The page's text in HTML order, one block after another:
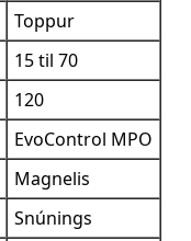
Toppur
15 til 70
120
EvoControl MPO
Magnelis
Snúnings